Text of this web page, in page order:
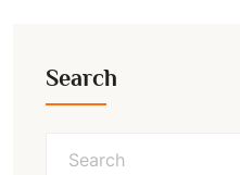
Search